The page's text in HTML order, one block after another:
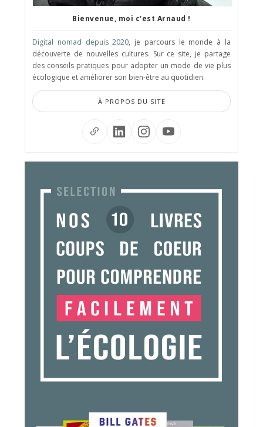
Bienvenue, moi c'est Arnaud !
Digital nomad depuis 2020, je parcours le monde à la
découverte de nouvelles cultures. Sur ce site, je partage
des conseils pratiques pour adopter un mode de vie plus
écologique et améliorer son bien-être au quotidien.
À PROPOS DU SITE